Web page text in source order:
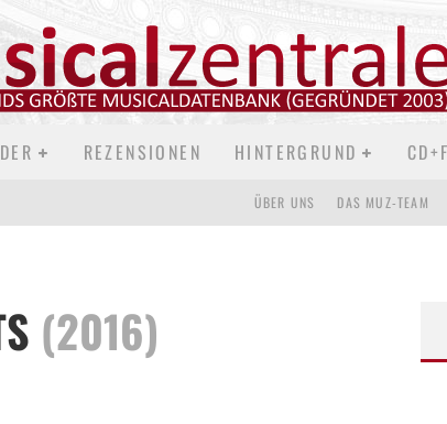
REZENSIONEN HINTERGRUND
ÜBER UNS DAS MUZ-TEAM
(2016)